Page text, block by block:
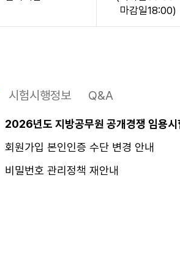
마감일18:00)
시험시행정보 Q&A
2026년도 지방공무원 공개경쟁 임용시
회원가입 본인인증 수단 변경 안내
비밀번호 관리정책 재안내